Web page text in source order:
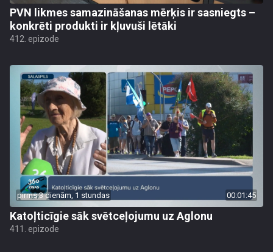
PVN likmes samazināšanas mērķis ir sasniegts –
konkrēti produkti ir kļuvuši lētāki
412. epizode
pirms 3 dienām, 1 stundas 00:01:45
Katoļticīgie sāk svētceļojumu uz Aglonu
411. epizode